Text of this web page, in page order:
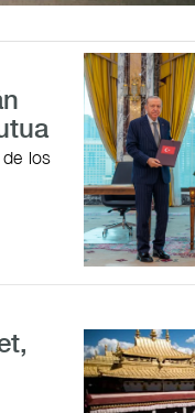
de los